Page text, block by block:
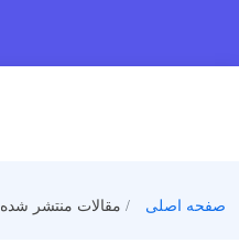
صفحه اصلی مقالات منتشر شده